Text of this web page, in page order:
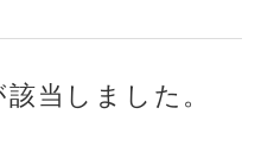
当しました。